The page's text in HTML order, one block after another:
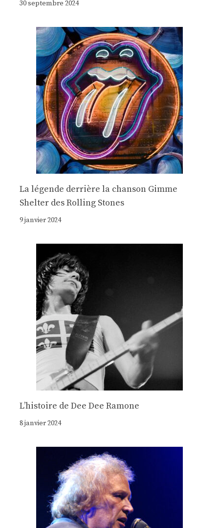
30 septembre 2024
La légende derrière la chanson Gimme
Shelter des Rolling Stones
9 janvier 2024
Lʼhistoire de Dee Dee Ramone
8 janvier 2024